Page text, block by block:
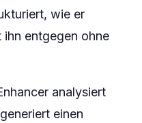
wie er
ihn entgegen ohne
analysiert
einen